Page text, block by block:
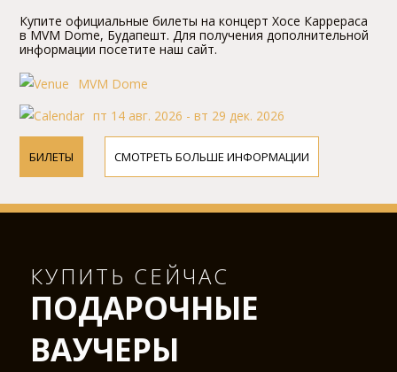
Купите официальные билеты на концерт Хосе Каррераса
в MVM Dome, Будапешт. Для получения дополнительной
информации посетите наш сайт.
MVM Dome
пт 14 авг. 2026 - вт 29 дек. 2026
БИЛЕТЫ СМОТРЕТЬ БОЛЬШЕ ИНФОРМАЦИИ
КУПИТЬ СЕЙЧАС
ПОДАРОЧНЫЕ
ВАУЧЕРЫ